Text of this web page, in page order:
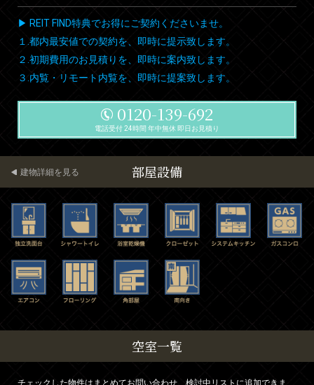
▶ REIT FIND特典でお得にご契約くださいませ。
１.都内最安値での契約を、即時に提示致します。
２.初期費用のお見積りを、即時に案内致します。
３.内覧・リモート内覧を、即時に提案致します。
0120-139-692
電話受付 24時間 年中無休 即日お見積り
部屋設備
建物詳細を見る
空室一覧